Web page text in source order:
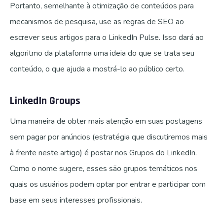
Portanto, semelhante à otimização de conteúdos para
mecanismos de pesquisa, use as regras de SEO ao
escrever seus artigos para o LinkedIn Pulse. Isso dará ao
algoritmo da plataforma uma ideia do que se trata seu
conteúdo, o que ajuda a mostrá-lo ao público certo.
LinkedIn Groups
Uma maneira de obter mais atenção em suas postagens
sem pagar por anúncios (estratégia que discutiremos mais
à frente neste artigo) é postar nos Grupos do LinkedIn.
Como o nome sugere, esses são grupos temáticos nos
quais os usuários podem optar por entrar e participar com
base em seus interesses profissionais.